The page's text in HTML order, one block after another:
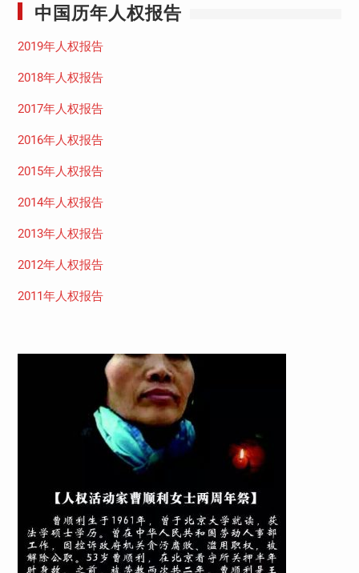
中国历年人权报告
2019年人权报告
2018年人权报告
2017年人权报告
2016年人权报告
2015年人权报告
2014年人权报告
2013年人权报告
2012年人权报告
2011年人权报告